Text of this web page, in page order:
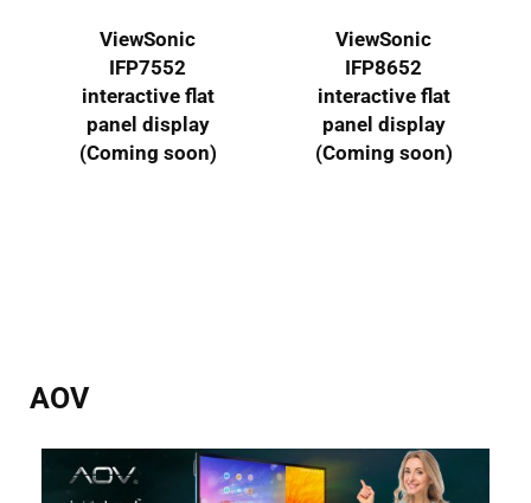
ViewSonic
IFP8652
interactive flat
panel display
(Coming soon)
ViewSonic
IFP5550-3 Ultra
HD55 吋
ViewBoard®
AOV